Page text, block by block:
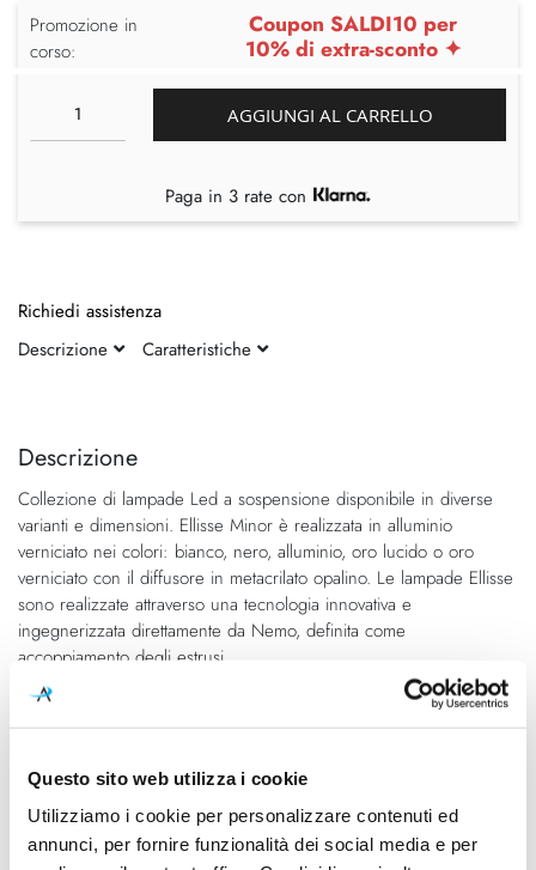
Questo sito web utilizza i cookie
Utilizziamo i cookie per personalizzare contenuti ed
annunci, per fornire funzionalità dei social media e per
fine
galleria
di
immagini
della
di
immagini
Descrizione
Collezione di lampade Led a sospensione disponibile in diverse
varianti e dimensioni. Ellisse Minor è realizzata in alluminio
verniciato nei colori: bianco, nero, alluminio, oro lucido o oro
verniciato con il diffusore in metacrilato opalino. Le lampade Ellisse
sono realizzate attraverso una tecnologia innovativa e
ingegnerizzata direttamente da Nemo, definita come
accoppiamento degli estrusi.
Cod.Art.
Ellisse Minor
Designer
Federico Palazzari
Dimensioni
Sorgente luminosa
Promozione in
corso:
Coupon SALDI10 per
10% di extra-sconto ✦
AGGIUNGI AL CARRELLO
Paga in 3 rate con
Richiedi assistenza
Descrizione
Caratteristiche